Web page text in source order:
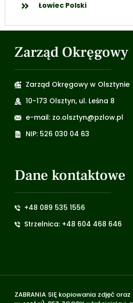
Łowiec Polski
Zarząd Okręgowy
Zarząd Okręgowy w Olsztynie
10-173 Olsztyn, ul. Leśna 8
e-mail: zo.olsztyn@pzlow.pl
NIP: 526 030 04 63
Dane kontaktowe
+48 089 535 1556
Strzelnica: +48 604 468 646
ZABRANIA SIĘ kopiowania zdjęć